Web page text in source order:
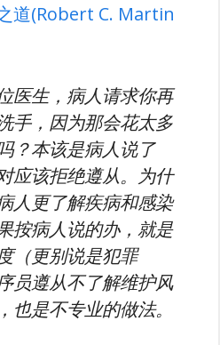
道(Robert C. Martin
医生，病人请求你再
手，因为那会花太多
？本该是病人说了
应该拒绝遵从。为什
人更了解疾病和感染
按病人说的办，就是
（更别说是犯罪
员遵从不了解维护风
也是不专业的做法。